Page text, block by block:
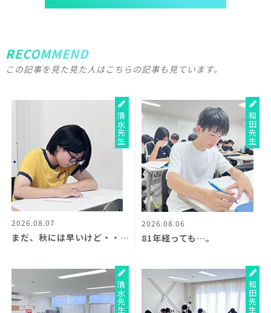
RECOMMEND
この記事を見た見た人はこちらの記事も見ています。
清水先生
2026.08.07
まだ、秋には早いけど・・・？
和田先生
2026.08.06
81年経っても…。
清水先生 和田先生